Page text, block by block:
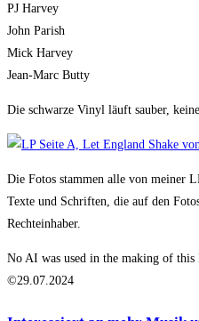
PJ Harvey
John Parish
Mick Harvey
Jean-Marc Butty
Die schwarze Vinyl läuft sauber,
Die Fotos stammen alle von meiner
Texte und Schriften, die auf den
Rechteinhaber.
No AI was used in the making of this
©29.07.2024